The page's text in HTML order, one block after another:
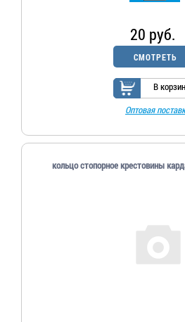
20 руб.
СМОТРЕТЬ
В
Оптовая
кольцо стопорное крестовины